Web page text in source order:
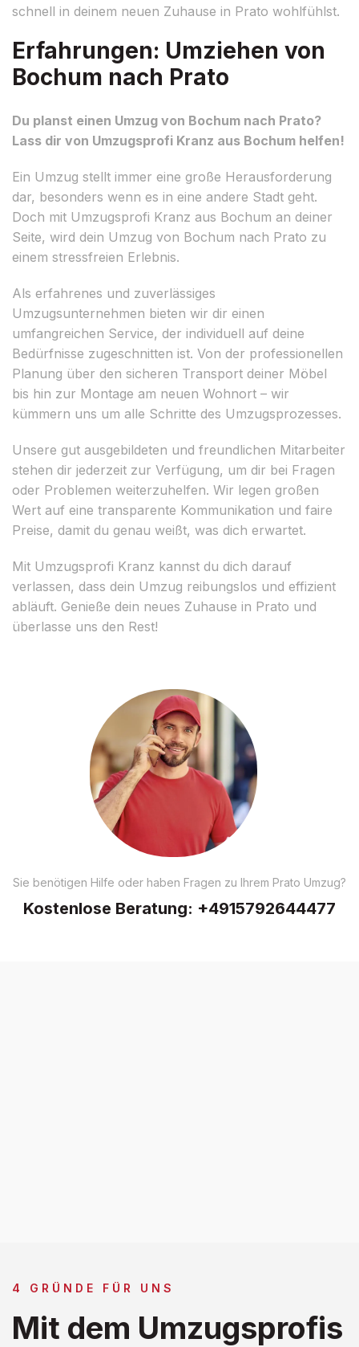
schnell in deinem neuen Zuhause in Prato wohlfühlst.
Erfahrungen: Umziehen von
Bochum nach Prato
Du planst einen Umzug von Bochum nach Prato?
Lass dir von Umzugsprofi Kranz aus Bochum helfen!
Ein Umzug stellt immer eine große Herausforderung
dar, besonders wenn es in eine andere Stadt geht.
Doch mit Umzugsprofi Kranz aus Bochum an deiner
Seite, wird dein Umzug von Bochum nach Prato zu
einem stressfreien Erlebnis.
Als erfahrenes und zuverlässiges
Umzugsunternehmen bieten wir dir einen
umfangreichen Service, der individuell auf deine
Bedürfnisse zugeschnitten ist. Von der professionellen
Planung über den sicheren Transport deiner Möbel
bis hin zur Montage am neuen Wohnort – wir
kümmern uns um alle Schritte des Umzugsprozesses.
Unsere gut ausgebildeten und freundlichen Mitarbeiter
stehen dir jederzeit zur Verfügung, um dir bei Fragen
oder Problemen weiterzuhelfen. Wir legen großen
Wert auf eine transparente Kommunikation und faire
Preise, damit du genau weißt, was dich erwartet.
Mit Umzugsprofi Kranz kannst du dich darauf
verlassen, dass dein Umzug reibungslos und effizient
abläuft. Genieße dein neues Zuhause in Prato und
überlasse uns den Rest!
Sie benötigen Hilfe oder haben Fragen zu Ihrem Prato Umzug?
Kostenlose Beratung: +4915792644477
4 GRÜNDE FÜR UNS
Mit dem Umzugsprofis